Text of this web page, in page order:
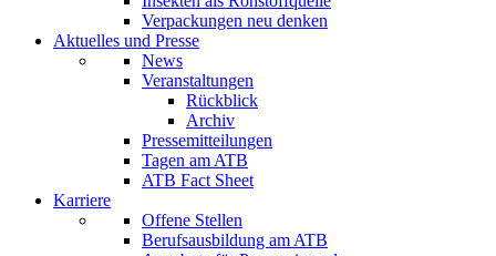
Verpackungen neu denken
Aktuelles und Presse
News
Veranstaltungen
Rückblick
Archiv
Pressemitteilungen
Tagen am ATB
ATB Fact Sheet
Karriere
Offene Stellen
Berufsausbildung am ATB